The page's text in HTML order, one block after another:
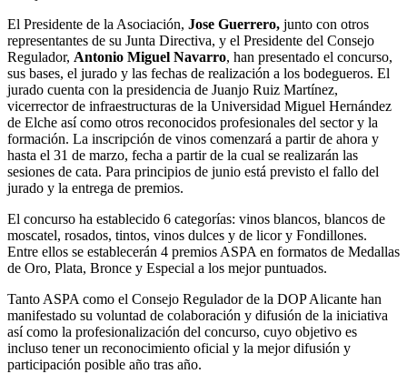
El Presidente de la Asociación, Jose Guerrero, junto con otros
representantes de su Junta Directiva, y el Presidente del Consejo
Regulador, Antonio Miguel Navarro, han presentado el concurso,
sus bases, el jurado y las fechas de realización a los bodegueros. El
jurado cuenta con la presidencia de Juanjo Ruiz Martínez,
vicerrector de infraestructuras de la Universidad Miguel Hernández
de Elche así como otros reconocidos profesionales del sector y la
formación. La inscripción de vinos comenzará a partir de ahora y
hasta el 31 de marzo, fecha a partir de la cual se realizarán las
sesiones de cata. Para principios de junio está previsto el fallo del
jurado y la entrega de premios.
El concurso ha establecido 6 categorías: vinos blancos, blancos de
moscatel, rosados, tintos, vinos dulces y de licor y Fondillones.
Entre ellos se establecerán 4 premios ASPA en formatos de Medallas
de Oro, Plata, Bronce y Especial a los mejor puntuados.
Tanto ASPA como el Consejo Regulador de la DOP Alicante han
manifestado su voluntad de colaboración y difusión de la iniciativa
así como la profesionalización del concurso, cuyo objetivo es
incluso tener un reconocimiento oficial y la mejor difusión y
participación posible año tras año.